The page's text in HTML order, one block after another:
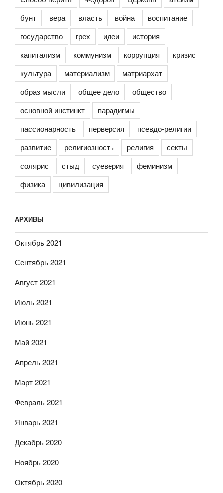
бунт
вера власть война
воспитание
государство
грех идеи
история
капитализм
коммунизм коррупция
кризис
культура
материализм
матриархат
образ мысли
общее дело
общество
основной инстинкт
парадигмы
пассионарность
перверсия
псевдо-религии
развитие
религиозность религия
секты
солярис
стыд суеверия
феминизм
физика
цивилизация
АРХИВЫ
Октябрь 2021
Сентябрь 2021
Август 2021
Июль 2021
Июнь 2021
Май 2021
Апрель 2021
Март 2021
Февраль 2021
Январь 2021
Декабрь 2020
Ноябрь 2020
Октябрь 2020